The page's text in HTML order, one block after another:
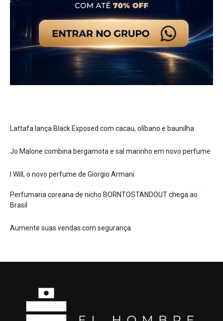
Lattafa lança Black Exposed com cacau, olíbano e baunilha
Jo Malone combina bergamota e sal marinho em novo perfume
I Will, o novo perfume de Giorgio Armani
Perfumaria coreana de nicho BORNTOSTANDOUT chega ao
Brasil
Aumente suas vendas com segurança